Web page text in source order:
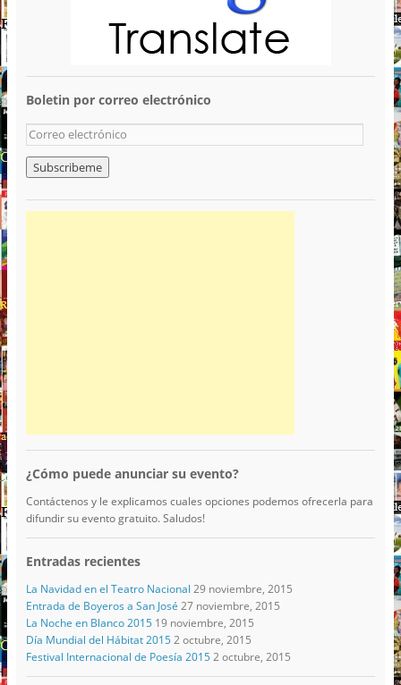
Boletin por correo electrónico
¿Cómo puede anunciar su evento?
Contáctenos y le explicamos cuales opciones podemos ofrecerla para
difundir su evento gratuito. Saludos!
Entradas recientes
La Navidad en el Teatro Nacional 29 noviembre, 2015
Entrada de Boyeros a San José 27 noviembre, 2015
La Noche en Blanco 2015 19 noviembre, 2015
Día Mundial del Hábitat 2015 2 octubre, 2015
Festival Internacional de Poesía 2015 2 octubre, 2015